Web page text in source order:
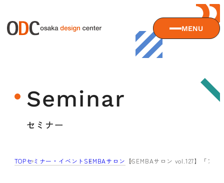
MENU
大阪デザインセンターとは
沿革
サービス
ODCデザイン相談デスク
Seminar
セミナー
TOPセミナー・イベント SEMBAサロン 【SEMBAサロン vol.127】「フ